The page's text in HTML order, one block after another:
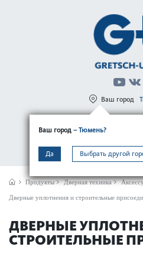
Ваш город – Тюмень?
Да Выбрать другой
Ваш город
МЕНЮ
Продукты Дверная техника
Дверные уплотнения и строительные
ДВЕРНЫЕ
СТРОИТЕЛЬНЫЕ